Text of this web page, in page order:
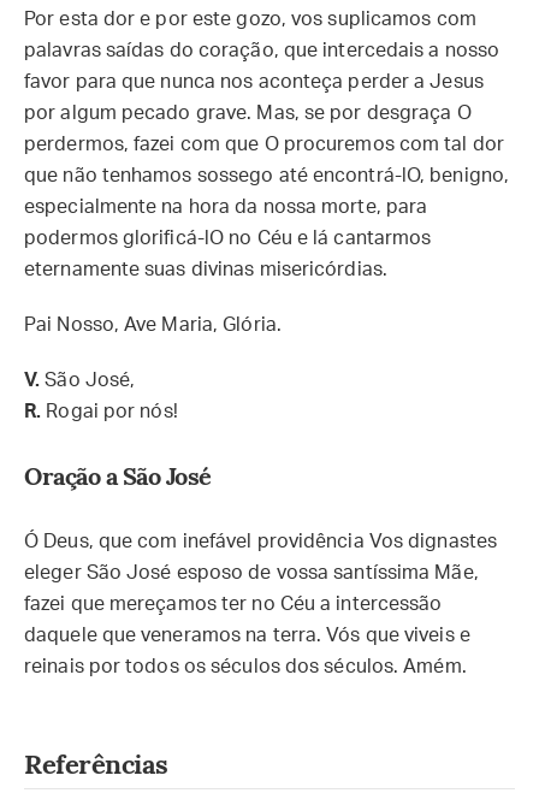
Por esta dor e por este gozo, vos suplicamos com
palavras saídas do coração, que intercedais a nosso
favor para que nunca nos aconteça perder a Jesus
por algum pecado grave. Mas, se por desgraça O
perdermos, fazei com que O procuremos com tal dor
que não tenhamos sossego até encontrá-lO, benigno,
especialmente na hora da nossa morte, para
podermos glorificá-lO no Céu e lá cantarmos
eternamente suas divinas misericórdias.
Pai Nosso, Ave Maria, Glória.
V.São José,
R. Rogai por nós!
Oração a São José
Ó Deus, que com inefável providência Vos dignastes
eleger São José esposo de vossa santíssima Mãe,
fazei que mereçamos ter no Céu a intercessão
daquele que veneramos na terra. Vós que viveis e
reinais por todos os séculos dos séculos. Amém.
Referências